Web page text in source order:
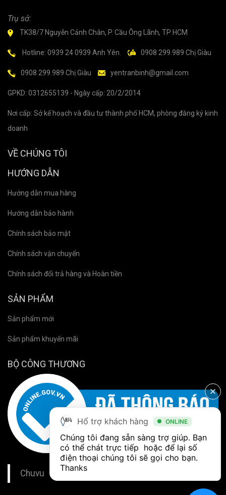
Trụ sở:
TK38/7 Nguyễn Cảnh Chân, P. Cầu Ông Lãnh, TP HCM
Hotline: 0939 24 0939 Anh Yên. 0908 299.989 Chị Giàu
0908 299.989 Chị Giàu yentranbinh@gmail.com
GPKD: 0312655139 - Ngày cấp: 20/2/2014
Nơi cấp: Sở kế hoạch và đầu tư thành phố HCM, phòng đăng ký kinh
doanh
VỀ CHÚNG TÔI
HƯỚNG DẪN
Hướng dẫn mua hàng
Hướng dẫn bảo hành
Chính sách bảo mật
Chính sách vận chuyển
Chính sách đổi trả hàng và Hoàn tiền
SẢN PHẨM
Sản phẩm mới
Sản phẩm khuyến mãi
BỘ CÔNG THƯƠNG
Chuvu
Hổ trợ khách hàng ONLINE
Chúng tôi đang sẵn sàng trợ giúp. Bạn
có thể chát trực tiếp  hoặc để lại số
điện thoại chúng tôi sẽ gọi cho bạn.
Thanks